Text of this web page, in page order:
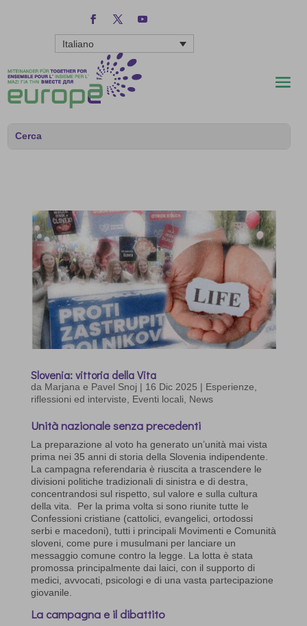
Italiano
Slovenia: vittoria della Vita
da Marjana e Pavel Snoj | 16 Dic 2025 | Esperienze,
riflessioni ed interviste
Eventi locali News
Unità nazionale senza precedenti
La preparazione al voto ha generato un’unità mai vista
prima nei 35 anni di storia della Slovenia indipendente.
La campagna referendaria è riuscita a trascendere le
divisioni politiche tradizionali di sinistra e di destra,
concentrandosi sul rispetto, sul valore e sulla cultura
della vita. Per la prima volta si sono riunite tutte le
Confessioni cristiane (cattolici, evangelici, ortodossi
serbi e macedoni), tutti i principali Movimenti e Comunità
sloveni, come pure i musulmani per lanciare un
messaggio comune contro la legge. La lotta è stata
promossa principalmente dai laici, con il supporto di
medici, avvocati, psicologi e di una vasta partecipazione
giovanile.
La campagna e il dibattito